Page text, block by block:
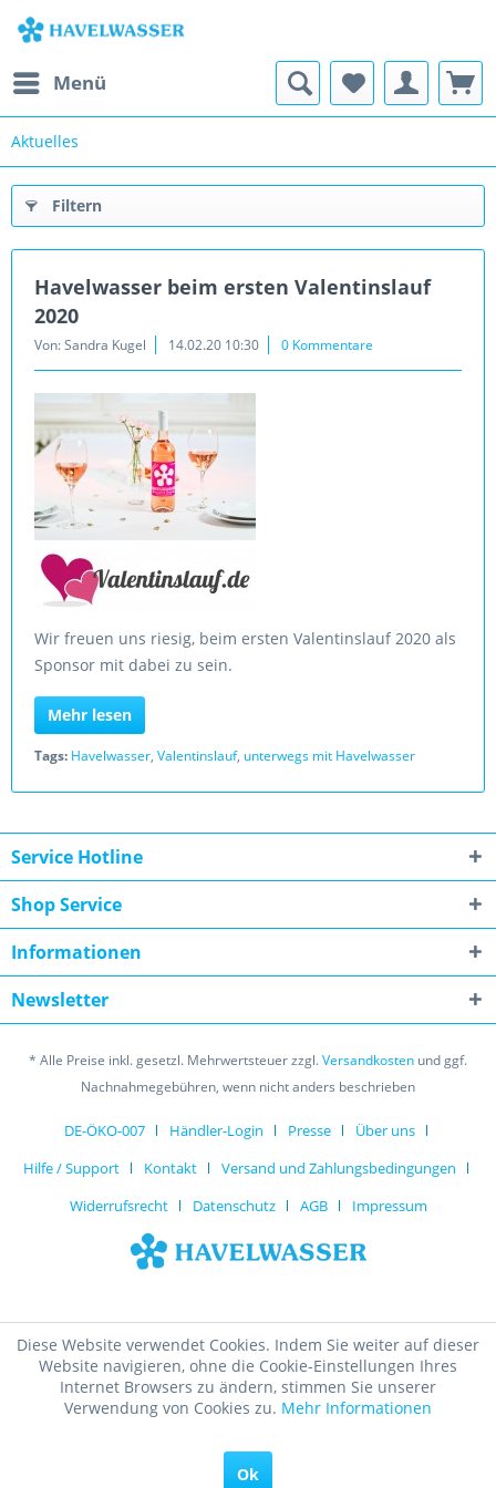
Menü
Aktuelles
Filtern
Havelwasser beim ersten Valentinslauf
2020
Von: Sandra Kugel 14.02.20 10:30 0 Kommentare
Wir freuen uns riesig, beim ersten Valentinslauf 2020 als
Sponsor mit dabei zu sein.
Mehr lesen
Tags: Havelwasser, Valentinslauf, unterwegs mit Havelwasser
Service Hotline
Shop Service
Informationen
Newsletter
* Alle Preise inkl. gesetzl. Mehrwertsteuer zzgl.Versandkosten und ggf.
Nachnahmegebühren, wenn nicht anders beschrieben
DE-ÖKO-007 Händler-Login Presse
Über uns
Hilfe / Support
Kontakt
Versand und Zahlungsbedingungen
Widerrufsrecht
Datenschutz AGB Impressum
Diese Website verwendet Cookies. Indem Sie weiter auf dieser
Website navigieren, ohne die Cookie-Einstellungen Ihres
Internet Browsers zu ändern, stimmen Sie unserer
Verwendung von Cookies zu. Mehr Informationen
Ok